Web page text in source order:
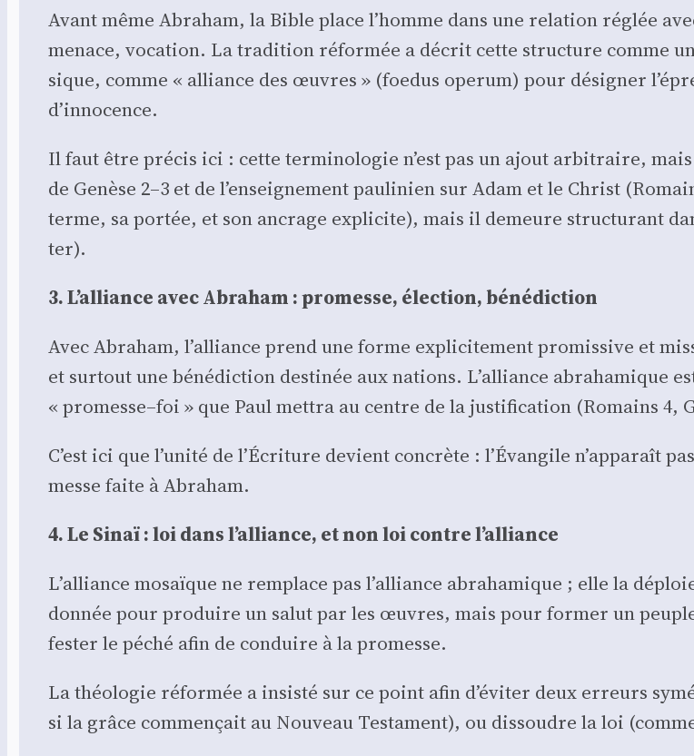
Avant même Abra­ham, la Bible place l’homme dans une rela­tion réglée
menace, voca­tion. La tra­di­tion réfor­mée a décrit cette struc­ture comme
sique, comme « alliance des œuvres » (foe­dus ope­rum) pour dési­gner
d’innocence.
Il faut être pré­cis ici : cette ter­mi­no­lo­gie n’est pas un ajout arbi­traire,
de Genèse 2–3 et de l’enseignement pau­li­nien sur Adam et le Christ
terme, sa por­tée, et son ancrage expli­cite), mais il demeure struc­tu­rant
ter).
3. L’alliance avec Abra­ham : pro­messe, élec­tion, béné­dic­tion
Avec Abra­ham, l’alliance prend une forme expli­ci­te­ment pro­mis­sive et
et sur­tout une béné­dic­tion des­ti­née aux nations. L’alliance abra­ha­mique
« promesse–foi » que Paul met­tra au centre de la jus­ti­fi­ca­tion (Romains 4,
C’est ici que l’unité de l’Écriture devient concrète : l’Évangile n’apparaît
messe faite à Abra­ham.
4. Le Sinaï : loi dans l’alliance, et non loi contre l’alliance
L’alliance mosaïque ne rem­place pas l’alliance abra­ha­mique ; elle la
don­née pour pro­duire un salut par les œuvres, mais pour for­mer un
fes­ter le péché afin de conduire à la pro­messe.
La théo­lo­gie réfor­mée a insis­té sur ce point afin d’éviter deux erreurs
si la grâce com­men­çait au Nou­veau Tes­ta­ment), ou dis­soudre la loi